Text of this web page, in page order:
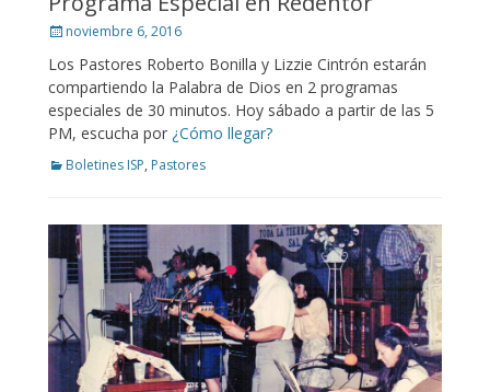
Posted
noviembre 6, 2016
Los Pastores Roberto Bonilla y Lizzie Cintrón estarán
compartiendo la Palabra de Dios en 2 programas
especiales de 30 minutos. Hoy sábado a partir de las 5
PM, escucha por ¿Cómo llegar?
Categories
Boletines ISP, Pastores